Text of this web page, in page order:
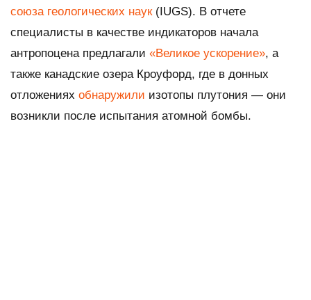
союза геологических наук(IUGS). В отчете
специалисты в качестве индикаторов начала
антропоцена предлагали «Великое ускорение», а
также канадские озера Кроуфорд, где в донных
отложениях обнаружили изотопы плутония — они
возникли после испытания атомной бомбы.